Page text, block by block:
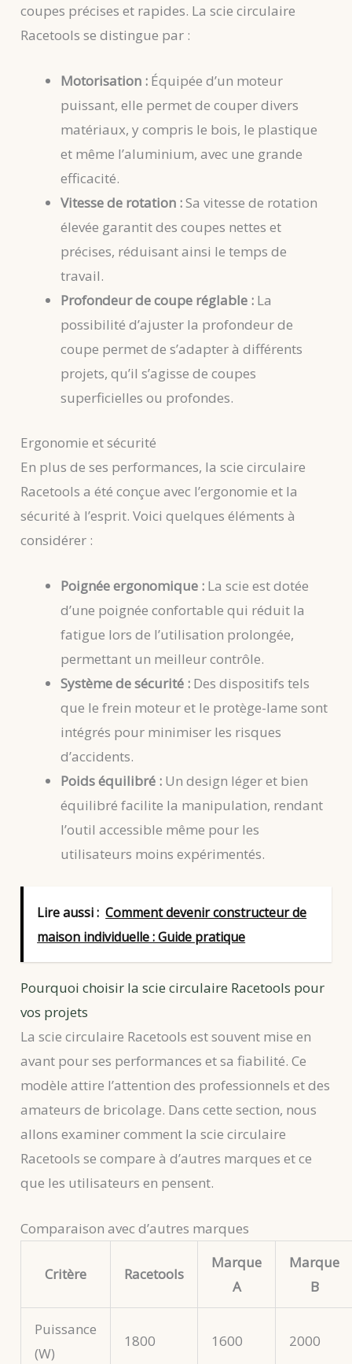
coupes précises et rapides. La scie circulaire
Racetools se distingue par :
Motorisation : Équipée d’un moteur
puissant, elle permet de couper divers
matériaux, y compris le bois, le plastique
et même l’aluminium, avec une grande
efficacité.
Vitesse de rotation :Sa vitesse de rotation
élevée garantit des coupes nettes et
précises, réduisant ainsi le temps de
travail.
Profondeur de coupe réglable : La
possibilité d’ajuster la profondeur de
coupe permet de s’adapter à différents
projets, qu’il s’agisse de coupes
superficielles ou profondes.
Ergonomie et sécurité
En plus de ses performances, la scie circulaire
Racetools a été conçue avec l’ergonomie et la
sécurité à l’esprit. Voici quelques éléments à
considérer :
Poignée ergonomique : La scie est dotée
d’une poignée confortable qui réduit la
fatigue lors de l’utilisation prolongée,
permettant un meilleur contrôle.
Système de sécurité : Des dispositifs tels
que le frein moteur et le protège-lame sont
intégrés pour minimiser les risques
d’accidents.
Poids équilibré : Un design léger et bien
équilibré facilite la manipulation, rendant
l’outil accessible même pour les
utilisateurs moins expérimentés.
Lire aussi : Comment devenir constructeur de
maison individuelle : Guide pratique
Pourquoi choisir la scie circulaire Racetools pour
vos projets
La scie circulaire Racetools est souvent mise en
avant pour ses performances et sa fiabilité. Ce
modèle attire l’attention des professionnels et des
amateurs de bricolage. Dans cette section, nous
allons examiner comment la scie circulaire
Racetools se compare à d’autres marques et ce
que les utilisateurs en pensent.
Comparaison avec d’autres marques
Critère Racetools
Marque
A
Marque
B
Puissance
(W)
1800 1600 2000